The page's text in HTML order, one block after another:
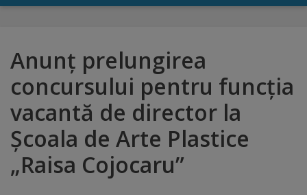
brand
Orașe
înfrățite
Distincții
Cetățeni
Anunț prelungirea
concursului pentru funcția
vacantă de director la
Școala de Arte Plastice
„Raisa Cojocaru”